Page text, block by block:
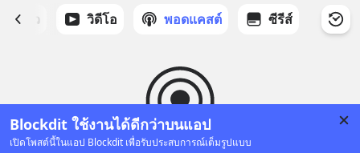
Blockdit ใช้งานได้ดีกว่าบนแอป
เปิดโพสต์นี้ในแอป Blockdit เพื่อรับประสบการณ์เต็มรูปแบบ
ด้ดาว วิดีโอ พอดแคสต์ ซีรีส์